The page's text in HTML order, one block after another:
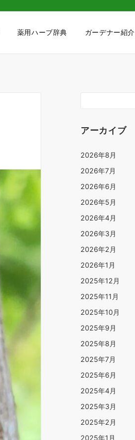
薬用ハーブ辞典 ガーデナー紹介
アーカイブ
2026年8月
2026年7月
2026年6月
2026年5月
2026年4月
2026年3月
2026年2月
2026年1月
2025年12月
2025年11月
2025年10月
2025年9月
2025年8月
2025年7月
2025年6月
2025年4月
2025年3月
2025年2月
2025年1月